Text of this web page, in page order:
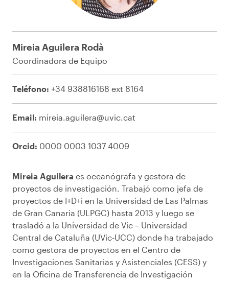
Mireia Aguilera Rodà
Coordinadora de Equipo
Teléfono: +34 938816168 ext 8164
Email: mireia.aguilera@uvic.cat
Orcid: 0000 0003 1037 4009
Mireia Aguilera es oceanógrafa y gestora de
proyectos de investigación. Trabajó como jefa de
proyectos de I+D+i en la Universidad de Las Palmas
de Gran Canaria (ULPGC) hasta 2013 y luego se
trasladó a la Universidad de Vic – Universidad
Central de Cataluña (UVic-UCC) donde ha trabajado
como gestora de proyectos en el Centro de
Investigaciones Sanitarias y Asistenciales (CESS) y
en la Oficina de Transferencia de Investigación